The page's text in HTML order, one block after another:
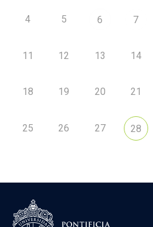
4 5 6 7
11 12 13 14
18 19 20 21
25 26 27 28